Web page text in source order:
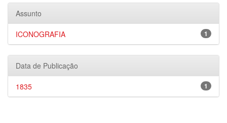
Assunto
1
ICONOGRAFIA
Data de Publicação
1
1835